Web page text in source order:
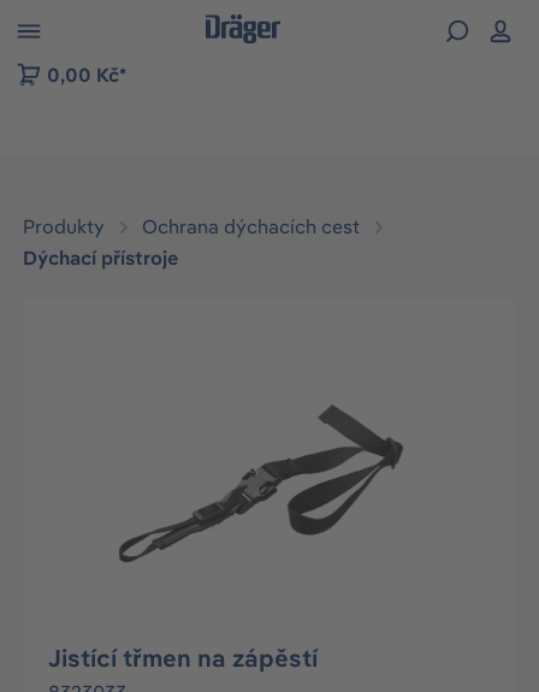
to B2B platform navigation
0,00 Kč*
Produkty
Ochrana dýchacích cest
Dýchací přístroje
Jistící třmen na zápěstí